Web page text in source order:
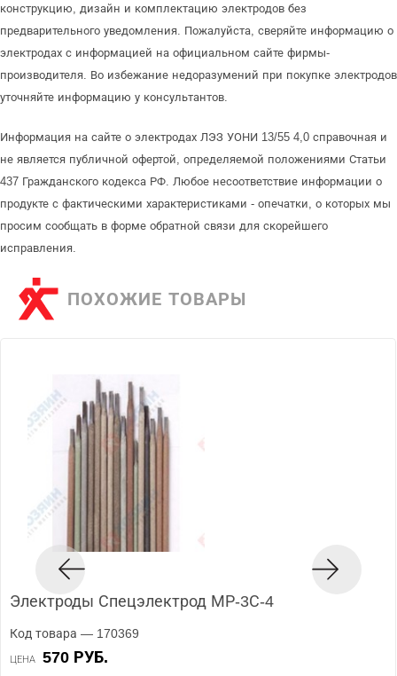
конструкцию, дизайн и комплектацию электродов без
предварительного уведомления. Пожалуйста, сверяйте информацию о
электродах с информацией на официальном сайте фирмы-
производителя. Во избежание недоразумений при покупке электродов
уточняйте информацию у консультантов.
Информация на сайте о электродах ЛЭЗ УОНИ 13/55 4,0 справочная и
не является публичной офертой, определяемой положениями Статьи
437 Гражданского кодекса РФ. Любое несоответствие информации о
продукте с фактическими характеристиками - опечатки, о которых мы
просим сообщать в форме обратной связи для скорейшего
исправления.
ПОХОЖИЕ ТОВАРЫ
Электроды Спецэлектрод МР-3С-4
Код товара — 170369
ЦЕНА 570 РУБ.